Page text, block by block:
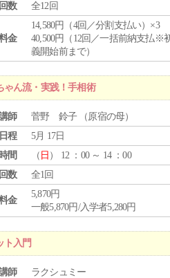
回数
全12回
金
14,580円（4回／分割支払い）×3
40,500円（12回／一括前納支払※
義開始前まで）
ん流・実践！手相術
師
菅野 鈴子 （原宿の母）
日程
5月 17日
時間
（ 日 ） 12 ：00 ～ 14 ：00
回数
全1回
金
5,870円
一般5,870円/入学者5,280円
ト入門
師
ラクシュミー